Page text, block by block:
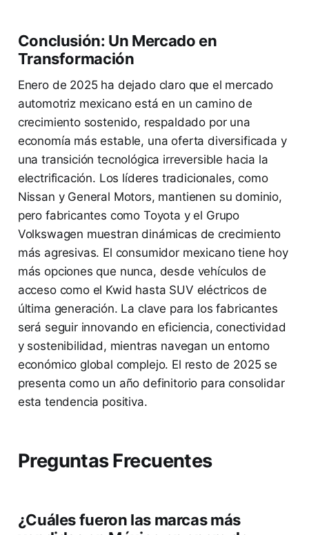
Conclusión: Un Mercado en
Transformación
Enero de 2025 ha dejado claro que el mercado
automotriz mexicano está en un camino de
crecimiento sostenido, respaldado por una
economía más estable, una oferta diversificada y
una transición tecnológica irreversible hacia la
electrificación. Los líderes tradicionales, como
Nissan y General Motors, mantienen su dominio,
pero fabricantes como Toyota y el Grupo
Volkswagen muestran dinámicas de crecimiento
más agresivas. El consumidor mexicano tiene hoy
más opciones que nunca, desde vehículos de
acceso como el Kwid hasta SUV eléctricos de
última generación. La clave para los fabricantes
será seguir innovando en eficiencia, conectividad
y sostenibilidad, mientras navegan un entorno
económico global complejo. El resto de 2025 se
presenta como un año definitorio para consolidar
esta tendencia positiva.
Preguntas Frecuentes
¿Cuáles fueron las marcas más